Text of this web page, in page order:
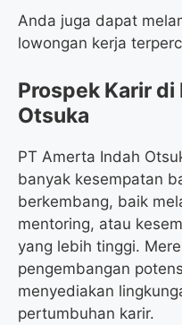
Anda juga dapat
lowongan kerja
Prospek Karir di
Otsuka
PT Amerta Indah
banyak kesempatan
berkembang, baik
mentoring, atau
yang lebih tinggi.
pengembangan
menyediakan
pertumbuhan karir.